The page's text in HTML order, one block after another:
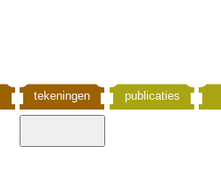
tekeningen publicaties